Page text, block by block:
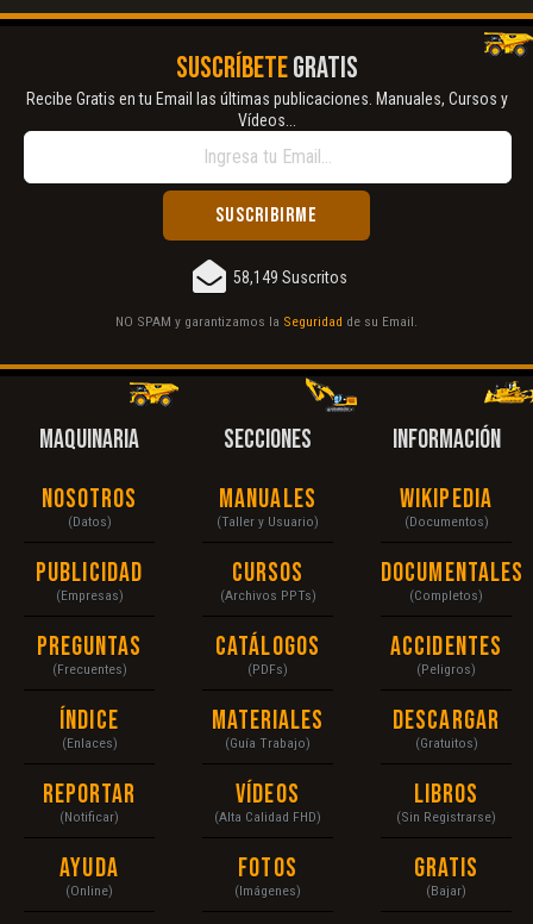
SUSCRÍBETEGRATIS
Recibe Gratis en tu Email las últimas publicaciones. Manuales, Cursos y
Vídeos...
58,149 Suscritos
NO SPAM y garantizamos la Seguridad de su Email.
MAQUINARIA
Nosotros
(Datos)
Publicidad
(Empresas)
Preguntas
(Frecuentes)
Índice
(Enlaces)
Reportar
(Notificar)
Ayuda
(Online)
SECCIONES
Manuales
(Taller y Usuario)
Cursos
(Archivos PPTs)
Catálogos
(PDFs)
Materiales
(Guía Trabajo)
Vídeos
(Alta Calidad FHD)
Fotos
(Imágenes)
INFORMACIÓN
Wikipedia
(Documentos)
Documentales
(Completos)
Accidentes
(Peligros)
Descargar
(Gratuitos)
Libros
(Sin Registrarse)
Gratis
(Bajar)